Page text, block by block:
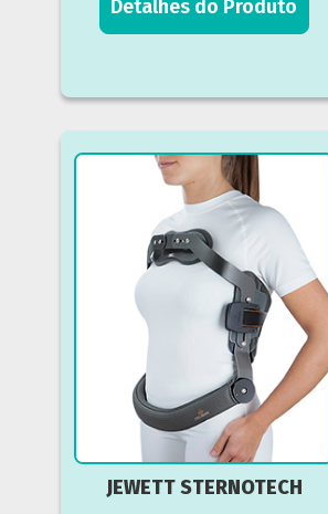
Detalhes do Produto
JEWETT STERNOTECH